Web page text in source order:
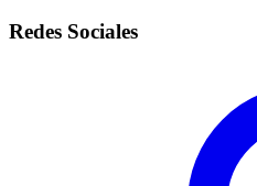
Redes Sociales